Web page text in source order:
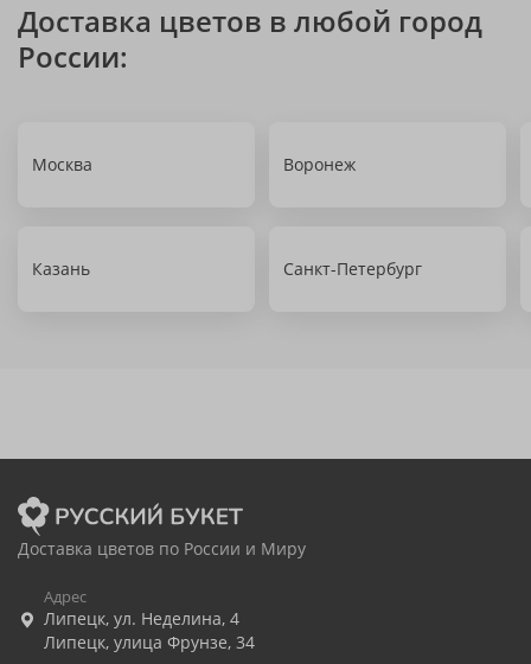
Доставка цветов в любой город
России:
Москва Воронеж
Казань Санкт-Петербург
Доставка цветов по России и Миру
Адрес
Липецк, ул. Неделина, 4
Липецк, улица Фрунзе, 34